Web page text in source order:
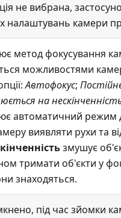
не вибрана,
налаштувань камери
метод фокусування
можливостями
Автофокус;
на
автоматичний режим
виявляти рухи та
змушує
тримати об'єкти у
знаходяться.
під час зйомки